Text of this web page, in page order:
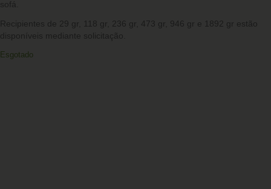
sofá.
Recipientes de 29 gr, 118 gr, 236 gr, 473 gr, 946 gr e 1892 gr estão
disponíveis mediante solicitação.
Esgotado